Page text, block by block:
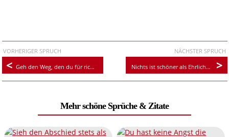
VORHERIGER SPRUCH
Geh den Weg, den du für richtig hälst
NÄCHSTER SPRUCH
Nichts ist schöner als Ehrlichkeit
Mehr schöne Sprüche & Zitate